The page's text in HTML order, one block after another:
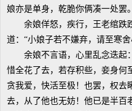
娘亦是单身，乾脆你俩凑一处罢
余娘佯怒，疾行，王老绾跌
道：“小娘子若不嫌弃，请至寒
余娘不言语，心里乱念迭起：
惜全花了去，若存积些，妾身何
贪我爱，快活至极！也罢，权去
去，从了他也无妨！他已是半百